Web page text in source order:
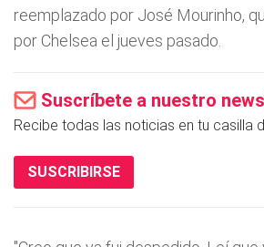
reemplazado por José Mourinho,
por Chelsea el jueves pasado.
Suscríbete a nuestro
Recibe todas las noticias en tu casilla
SUSCRIBIRSE